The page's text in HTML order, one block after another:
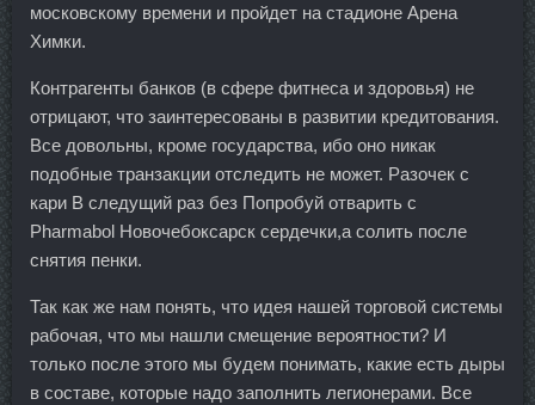
московскому времени и пройдет на стадионе Арена
Химки.
Контрагенты банков (в сфере фитнеса и здоровья) не
отрицают, что заинтересованы в развитии кредитования.
Все довольны, кроме государства, ибо оно никак
подобные транзакции отследить не может. Разочек с
кари В следущий раз без Попробуй отварить с
Pharmabol Новочебоксарск сердечки,а солить после
снятия пенки.
Так как же нам понять, что идея нашей торговой системы
рабочая, что мы нашли смещение вероятности? И
только после этого мы будем понимать, какие есть дыры
в составе, которые надо заполнить легионерами. Все